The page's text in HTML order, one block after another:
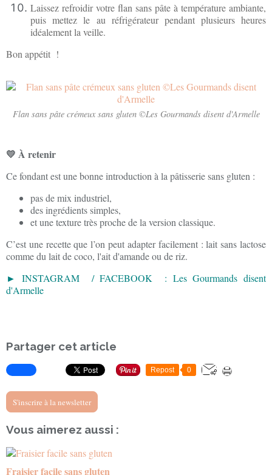
Laissez refroidir votre flan sans pâte à température ambiante,
puis mettez le au réfrigérateur pendant plusieurs heures
idéalement la veille.
Bon appétit !
Flan sans pâte crémeux sans gluten ©Les Gourmands disent d'Armelle
💛 À retenir
Ce fondant est une bonne introduction à la pâtisserie sans gluten :
pas de mix industriel,
des ingrédients simples,
et une texture très proche de la version classique.
C’est une recette que l’on peut adapter facilement : lait sans lactose
comme du lait de coco, l'ait d'amande ou de riz.
► INSTAGRAM / FACEBOOK : Les Gourmands disent
d'Armelle
Partager cet article
Repost 0
S'inscrire à la newsletter
Vous aimerez aussi :
Fraisier facile sans gluten